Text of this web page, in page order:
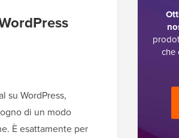
su WordPress,
di un modo
È esattamente per
che